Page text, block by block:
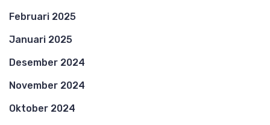
Februari 2025
Januari 2025
Desember 2024
November 2024
Oktober 2024